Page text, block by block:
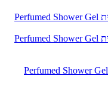
Famirel גל רחצה מבושם לחות אינטנסיבית Perfumed Shower Gel